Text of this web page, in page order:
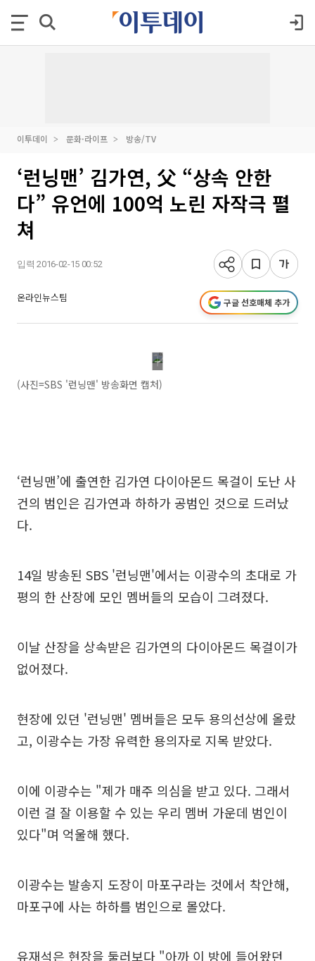
이투데이 문화·라이프 방송/TV
‘런닝맨’ 김가연, 父 “상속 안한
다” 유언에 100억 노린 자작극 펼
쳐
입력 2016-02-15 00:52
온라인뉴스팀 구글 선호매체 추가
(사진=SBS '런닝맨' 방송화면 캡처)
‘런닝맨’에 출연한 김가연 다이아몬드 목걸이 도난 사
건의 범인은 김가연과 하하가 공범인 것으로 드러났
다.
14일 방송된 SBS '런닝맨'에서는 이광수의 초대로 가
평의 한 산장에 모인 멤버들의 모습이 그려졌다.
이날 산장을 상속받은 김가연의 다이아몬드 목걸이가
없어졌다.
현장에 있던 '런닝맨' 멤버들은 모두 용의선상에 올랐
고, 이광수는 가장 유력한 용의자로 지목 받았다.
이에 이광수는 "제가 매주 의심을 받고 있다. 그래서
이런 걸 잘 이용할 수 있는 우리 멤버 가운데 범인이
있다"며 억울해 했다.
이광수는 발송지 도장이 마포구라는 것에서 착안해,
마포구에 사는 하하를 범인으로 몰았다.
유재석은 현장을 둘러보다 "아까 이 방에 들어왔던